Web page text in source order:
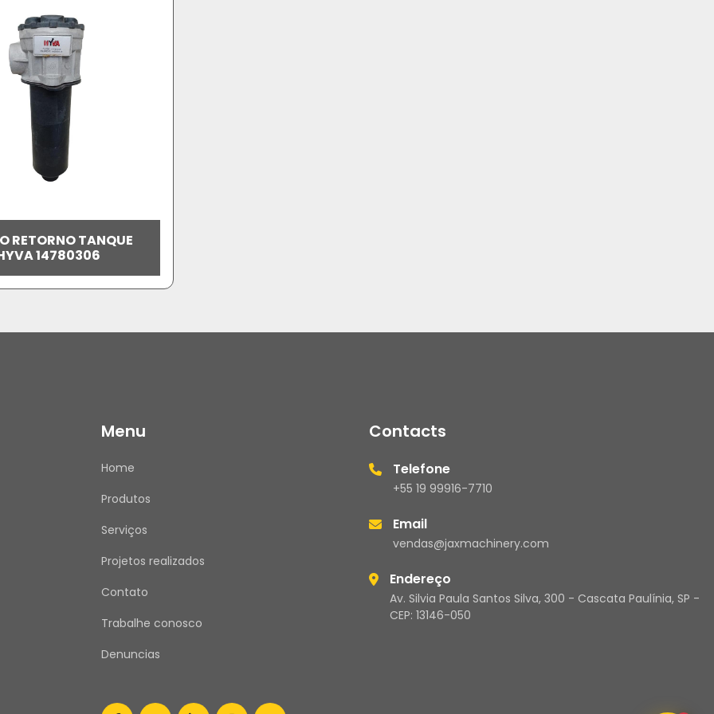
RETORNO TANQUE
14780306
Menu
Home
Produtos
Serviços
Projetos realizados
Contato
Trabalhe conosco
Denuncias
Contacts
Telefone
+55 19 99916-7710
Email
vendas@jaxmachinery.com
Endereço
Av. Silvia Paula Santos Silva, 300 - Cascata Paulínia, SP -
CEP: 13146-050